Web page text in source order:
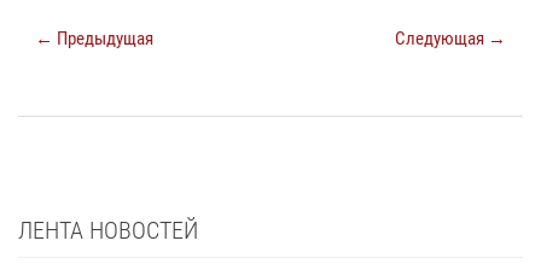
← Предыдущая Следующая →
ЛЕНТА НОВОСТЕЙ